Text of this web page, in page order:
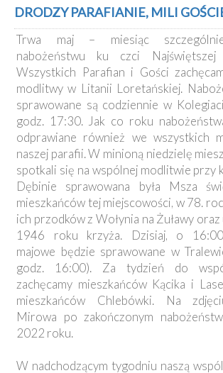
Kancelaria
Galeria
Nowy
Staw
Kapituła
Kolegiacka
Duszpasterze
Polecane
strony
Ochrona
Małoletnich
DRODZY PARAFIANIE, MILI
Trwa maj – miesiąc
nabożeństwu ku czci
Wszystkich Parafian i Gości
modlitwy w Litanii Loretańskiej.
sprawowane są codziennie w
godz. 17:30. Jak co roku
odprawiane również we wszystkich
naszej parafii. W minioną niedzielę
spotkali się na wspólnej modlitwie przy
Dębinie sprawowana była Msza
mieszkańców tej miejscowości, w 78.
ich przodków z Wołynia na Żuławy
1946 roku krzyża. Dzisiaj, o 16:00
majowe będzie sprawowane w
godz. 16:00). Za tydzień do
zachęcamy mieszkańców Kącika i
mieszkańców Chlebówki. Na
Mirowa po zakończonym
2022 roku.
W nadchodzącym tygodniu naszą